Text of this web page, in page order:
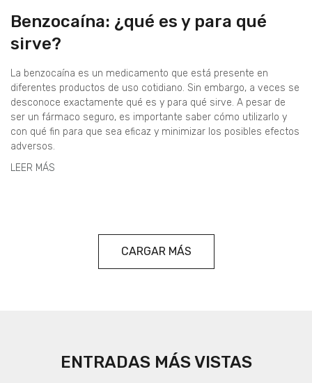
Benzocaína: ¿qué es y para qué
sirve?
La benzocaína es un medicamento que está presente en
diferentes productos de uso cotidiano. Sin embargo, a veces se
desconoce exactamente qué es y para qué sirve. A pesar de
ser un fármaco seguro, es importante saber cómo utilizarlo y
con qué fin para que sea eficaz y minimizar los posibles efectos
adversos.
LEER MÁS
CARGAR MÁS
ENTRADAS MÁS VISTAS